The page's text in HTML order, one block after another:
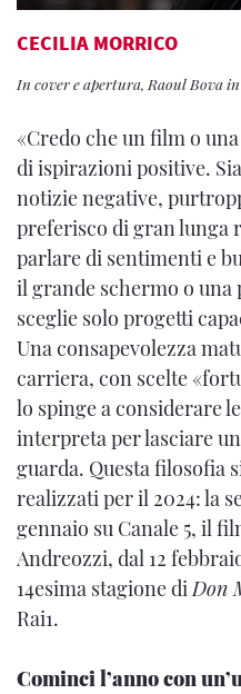
CECILIA MORRICO
In cover e apertura, Raoul Bova
«Credo che un film o
di ispirazioni positive.
notizie negative,
preferisco di gran lunga
parlare di sentimenti e
il grande schermo o una
sceglie solo progetti
Una consapevolezza
carriera, con scelte
lo spinge a considerare
interpreta per lasciare
guarda. Questa filosofia
realizzati per il 2024: la
gennaio su Canale 5, il
Andreozzi, dal 12
14esima stagione diDon
Rai1.
Cominci l’anno con